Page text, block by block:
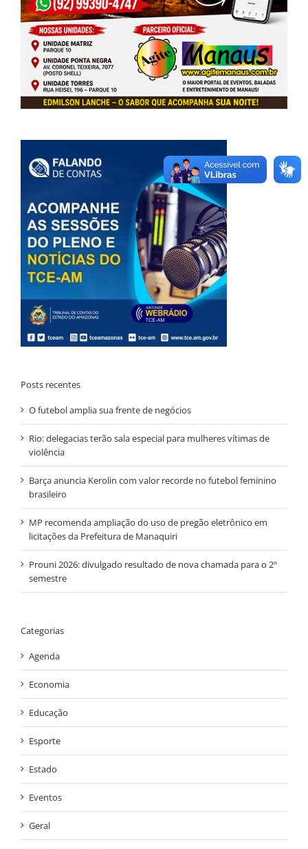
Posts recentes
O futebol amplia sua frente de negócios
Rio: delegacias terão sala especial para mulheres vítimas de
violência
Barça anuncia Kerolin com valor recorde no futebol feminino
brasileiro
MP recomenda ampliação do uso de pregão eletrônico em
licitações da Prefeitura de Manaquiri
Prouni 2026: divulgado resultado de nova chamada para o 2º
semestre
Categorias
Agenda
Economia
Educação
Esporte
Estado
Eventos
Geral